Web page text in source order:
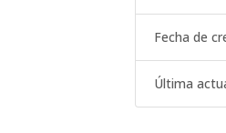
Fecha de
Última